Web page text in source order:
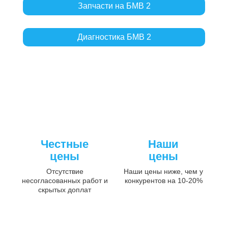
Запчасти на БМВ 2
Диагностика БМВ 2
Честные
цены
Отсутствие
несогласованных работ и
скрытых доплат
Наши
цены
Наши цены ниже, чем у
конкурентов на 10-20%